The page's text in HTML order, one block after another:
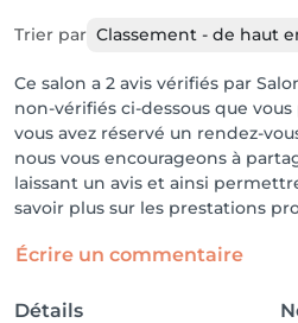
Trier par Classement - de haut
Ce salon a 2 avis vérifiés par
non-vérifiés ci-dessous que
vous avez réservé un rendez-
nous vous encourageons à
laissant un avis et ainsi
savoir plus sur les prestations
Écrire un commentaire
Détails